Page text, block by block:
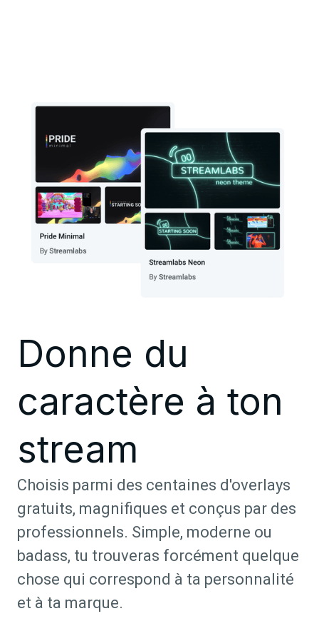
Donne du
caractère à ton
stream
Choisis parmi des centaines d'overlays
gratuits, magnifiques et conçus par des
professionnels. Simple, moderne ou
badass, tu trouveras forcément quelque
chose qui correspond à ta personnalité
et à ta marque.